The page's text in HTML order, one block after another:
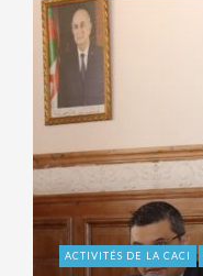
ACTIVITÉS DE LA CACI